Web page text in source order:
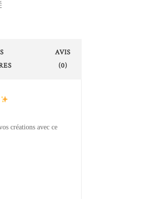
AVIS
(0)
créations avec ce